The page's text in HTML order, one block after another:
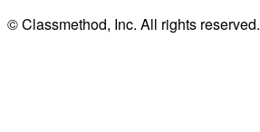
© Classmethod, Inc. All rights reserved.